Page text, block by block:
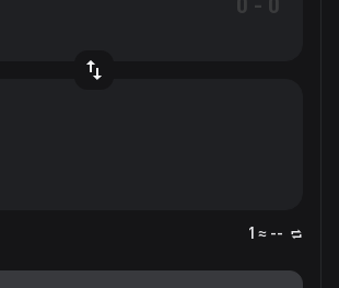
1 ≈ --